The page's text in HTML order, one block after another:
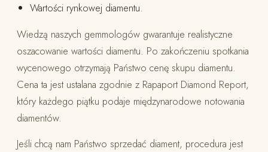
Wartości rynkowej diamentu.
Wiedzą naszych gemmologów gwarantuje realistyczne
oszacowanie wartości diamentu. Po zakończeniu spotkania
wycenowego otrzymają Państwo cenę skupu diamentu.
Cena ta jest ustalana zgodnie z Rapaport Diamond Report,
który każdego piątku podaje międzynarodowe notowania
diamentów.
Jeśli chcą nam Państwo sprzedać diament, procedura jest